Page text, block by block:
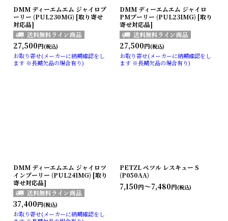
DMM ディーエムエム ジャイロプ
ーリー (PUL230MG) [取り寄せ
対応品]
27,500円(税込)
お取り寄せ(メーカーに納期確認をし
ます ※長期欠品の場合有り)
DMM ディーエムエム ジャイロ
PMプーリー (PUL231MG) [取り
寄せ対応品]
27,500円(税込)
お取り寄せ(メーカーに納期確認をし
ます ※長期欠品の場合有り)
DMM ディーエムエム ジャイロツ
インプーリー (PUL241MG) [取り
寄せ対応品]
37,400円(税込)
お取り寄せ(メーカーに納期確認をし
PETZL ペツル レスキュー S
(P050AA)
7,150円～7,480円(税込)